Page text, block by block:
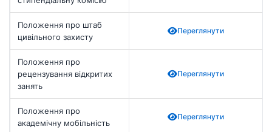
Положення про штаб
цивільного захисту
Переглянути
Положення про
рецензування відкритих
занять
Переглянути
Положення про
академічну мобільність
Переглянути